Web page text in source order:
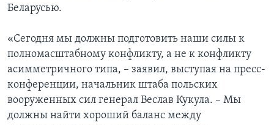
Беларусью.
«Сегодня мы должны подготовить наши силы к
полномасштабному конфликту, а не к конфликту
асимметричного типа, – заявил, выступая на пресс-
конференции, начальник штаба польских
вооруженных сил генерал Веслав Кукула. – Мы
должны найти хороший баланс между